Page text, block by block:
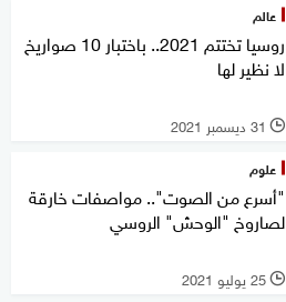
عالم
روسيا تختتم 2021.. باختبار 10 صواريخ
لا نظير لها
l 31 ديسمبر 2021
علوم
"أسرع من الصوت".. مواصفات خارقة
لصاروخ "الوحش" الروسي
l 25 يوليو 2021